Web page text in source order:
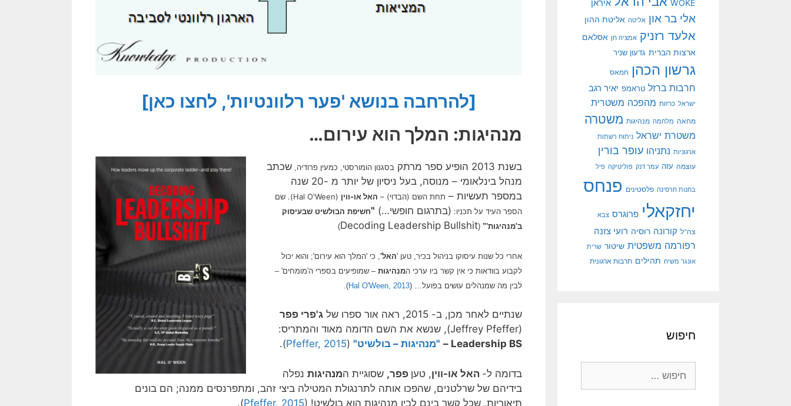
[להרחבה בנושא 'פער רלוונטיות', לחצו כאן]
מנהיגות: המלך הוא עירום…
בשנת 2013 הופיע ספר מרתק בסגנון הומורסטי, כמעין פרודיה, שכתב
מנהל בינלאומי – מנוסה, בעל ניסיון של יותר מ -20 שנה
במספר תעשיות – תחת השם (הבדוי) – האל או-ווין
(Hal O'Ween). שם
הספר העיד על תכניו: (בתרגום חופשי…) "חשיפת הבולשיט שבעיסוק
ב'מנהיגות'" (
Decoding Leadership Bullshit
)
אחרי כל שנות עיסוקו בניהול בכיר, טען 'האל' , כי 'המלך הוא עירום'; והוא יכול
לקבוע בוודאות כי אין קשר ביו ערכי המנהיגות – שמופיעים בספרי ה'מומחים' –
לבין מה שמנהלים עושים בפועל… (Hal O'Ween, 2013
).
שנתיים לאחר מכן, ב- 2015, ראה אור ספרו של
ג'פרי פפר
(Jeffrey Pfeffer), שנשא את השם הדומה מאוד והמתריס:
Leadership BS –
"מנהיגות – בולשיט" (
Pfeffer, 2015
).
בדומה ל- האל או-ווין, טען פפר, שסוגיית המנהיגות נפלה
בידיהם של שרלטנים, שהפכו אותה לתרנגולת המטילה ביצי זהב, ומתפרנסים ממנה; הם בונים
תיאוריות, שכל קשר בינם לבין מנהיגות הוא בולשיט! (Pfeffer, 2015
).
WOKE איראן
אלי בר און אליטה אליטת ההון
אלעד רזניק אמציה חן אסלאם
ארצות הברית גדעון שניר
גרשון הכהן חמאס
חרבות ברזל טראמפ יאיר רגב
ישראל כרזות מהפכה משטרית
מחאה מלחמה מנהיגות משטרה
משטרת ישראל ניתוח רשתות
ארגוניות נתניהו עופר בורין
עוצמה עזה עמר דנק פוליטיקה פיל
בחנות חרסינה פלסטינים פנחס
יחזקאלי פרוגרס צבא
צה"ל קורונה רוסיה רועי צזנה
רפורמה משפטית שיטור שרית
אונגר משיח תהילים תרבות ארגונית
חיפוש